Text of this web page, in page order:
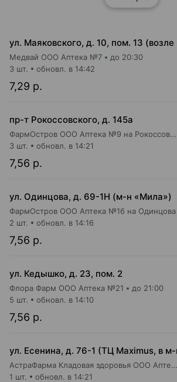
Медвай ООО Аптека №7 до 20:30
7,29 р.
3 шт. обновл. в 14:42
пр-т Рокоссовского, д. 145а
ФармОстров ООО Аптека №9 на Рокоссовского
7,56 р.
3 шт. обновл. в 14:21
ул. Одинцова, д. 69-1Н (м-н «Мила»)
ФармОстров ООО Аптека №16 на Одинцова
7,56 р.
2 шт. обновл. в 14:16
ул. Кедышко, д. 23, пом. 2
Флора Фарм ООО Аптека №21 до 21:00
7,56 р.
5 шт. обновл. в 14:10
АстраФарма Кладовая здоровья ООО Аптека №9
1 шт. обновл. в 14:21